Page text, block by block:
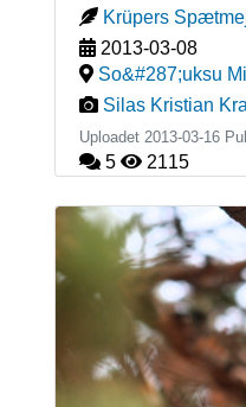
Krüpers
2013-03-08
So&#287;uksu
Silas Kristian
Uploadet 2013-03-16
5 2115